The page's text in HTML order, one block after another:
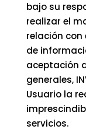
bajo su
realizar el
relación con
de
aceptación
generales,
Usuario la
servicios.